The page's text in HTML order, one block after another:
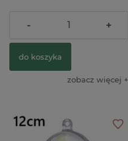
13,00 zł
- +
do koszyka
zobacz więcej